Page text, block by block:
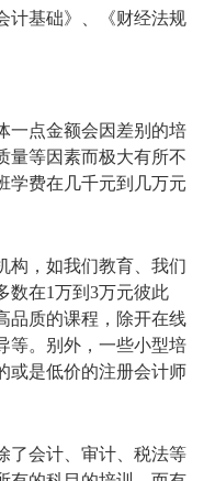
计基础》、《财经法规
一点金额会因差别的培
量等因素而极大有所不
学费在几千元到几万元
构，如我们教育、我们
数在1万到3万元彼此
品质的课程，除开在线
等。别外，一些小型培
或是低价的注册会计师
了会计、审计、税法等